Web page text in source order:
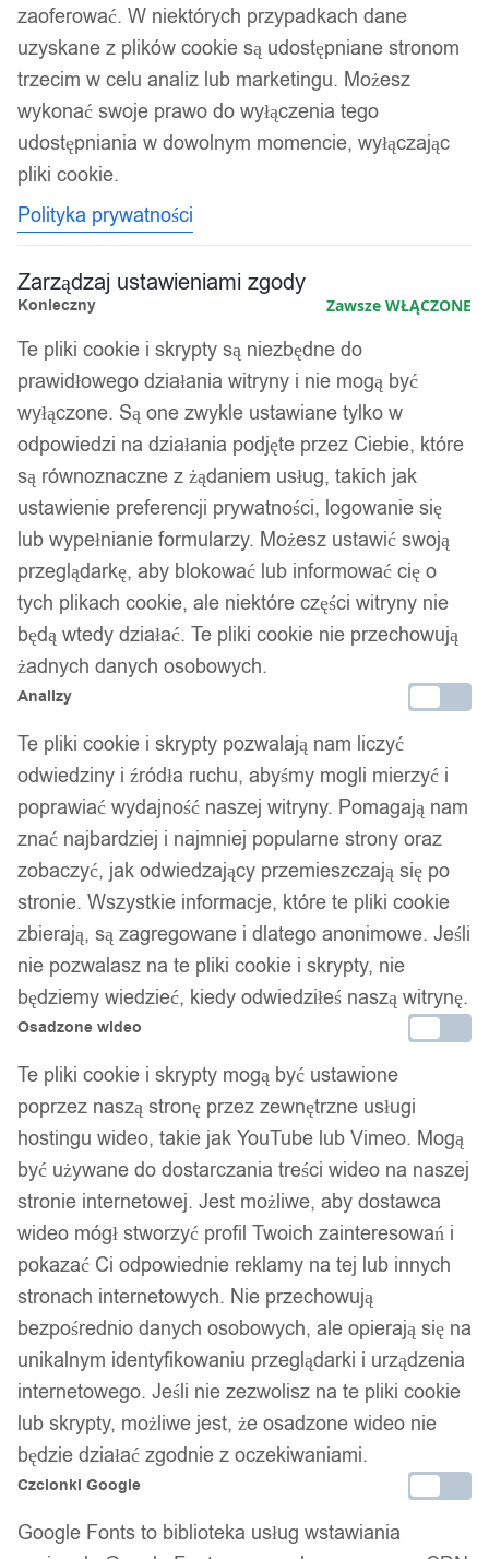
Strona główna/ Atrybut produktu: Maksymalne obciążenie / 250
250
Wyświetlanie jednego wyniku
Kolejność
HAMAK Kempingowy 250kg
OGRODOWY z MOSKITIERĄ
Dwuoosobowy 260x140cm ODPORNY
129,99zł
Twój zaufany marketplace oferujący najlepsze produkty
sprawdzonych marek. Bezpieczne zakupy z gwarancją jakości.
Facebook
Dane firmy:
Nazwa:
IT&IMPORT Kajetan Sikorski
zaoferować. W niektórych przypadkach dane
uzyskane z plików cookie są udostępniane stronom
trzecim w celu analiz lub marketingu. Możesz
wykonać swoje prawo do wyłączenia tego
udostępniania w dowolnym momencie, wyłączając
pliki cookie.
Polityka prywatności
Zarządzaj ustawieniami zgody
Konieczny Zawsze WŁĄCZONE
Te pliki cookie i skrypty są niezbędne do
prawidłowego działania witryny i nie mogą być
wyłączone. Są one zwykle ustawiane tylko w
odpowiedzi na działania podjęte przez Ciebie, które
są równoznaczne z żądaniem usług, takich jak
ustawienie preferencji prywatności, logowanie się
lub wypełnianie formularzy. Możesz ustawić swoją
przeglądarkę, aby blokować lub informować cię o
tych plikach cookie, ale niektóre części witryny nie
będą wtedy działać. Te pliki cookie nie przechowują
żadnych danych osobowych.
Analizy
Te pliki cookie i skrypty pozwalają nam liczyć
odwiedziny i źródła ruchu, abyśmy mogli mierzyć i
poprawiać wydajność naszej witryny. Pomagają nam
znać najbardziej i najmniej popularne strony oraz
zobaczyć, jak odwiedzający przemieszczają się po
stronie. Wszystkie informacje, które te pliki cookie
zbierają, są zagregowane i dlatego anonimowe. Jeśli
nie pozwalasz na te pliki cookie i skrypty, nie
będziemy wiedzieć, kiedy odwiedziłeś naszą witrynę.
Osadzone wideo
Te pliki cookie i skrypty mogą być ustawione
poprzez naszą stronę przez zewnętrzne usługi
hostingu wideo, takie jak YouTube lub Vimeo. Mogą
być używane do dostarczania treści wideo na naszej
stronie internetowej. Jest możliwe, aby dostawca
wideo mógł stworzyć profil Twoich zainteresowań i
pokazać Ci odpowiednie reklamy na tej lub innych
stronach internetowych. Nie przechowują
bezpośrednio danych osobowych, ale opierają się na
unikalnym identyfikowaniu przeglądarki i urządzenia
internetowego. Jeśli nie zezwolisz na te pliki cookie
lub skrypty, możliwe jest, że osadzone wideo nie
będzie działać zgodnie z oczekiwaniami.
Czcionki Google
Google Fonts to biblioteka usług wstawiania